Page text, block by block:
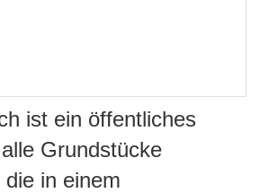
ist ein öffentliches
Grundstücke
in einem